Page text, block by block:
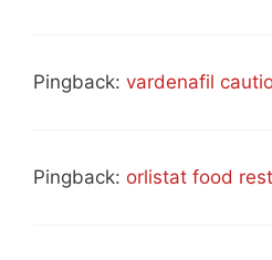
Pingback: vardenafil
Pingback: orlistat food